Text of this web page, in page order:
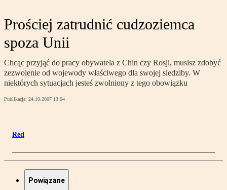
Prościej zatrudnić cudzoziemca
spoza Unii
Chcąc przyjąć do pracy obywatela z Chin czy Rosji, musisz zdobyć
zezwolenie od wojewody właściwego dla swojej siedziby. W
niektórych sytuacjach jesteś zwolniony z tego obowiązku
Publikacja: 24.10.2007 13:04
Red
Powiązane